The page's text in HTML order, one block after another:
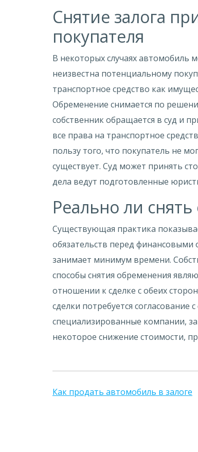
Снятие залога
покупателя
В некоторых случаях автомобиль
неизвестна потенциальному
транспортное средство как
Обременение снимается по
собственник обращается в суд и
все права на транспортное
пользу того, что покупатель не
существует. Суд может принять
дела ведут подготовленные
Реально ли
Существующая практика
обязательств перед финансовыми
занимает минимум времени.
способы снятия обременения
отношении к сделке с обеих
сделки потребуется
специализированные компании,
некоторое снижение стоимости,
Как продать автомобиль в залоге